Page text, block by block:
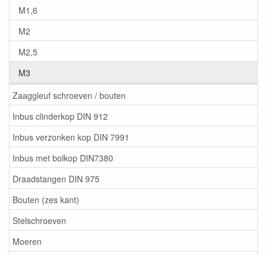
M1,6
M2
M2,5
M3
Zaaggleuf schroeven / bouten
Inbus clinderkop DIN 912
Inbus verzonken kop DIN 7991
Inbus met bolkop DIN7380
Draadstangen DIN 975
Bouten (zes kant)
Stelschroeven
Moeren